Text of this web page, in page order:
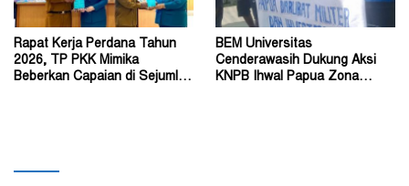
Rapat Kerja Perdana Tahun
2026, TP PKK Mimika
Beberkan Capaian di Sejumlah
BEM Universitas
Cenderawasih Dukung Aksi
KNPB Ihwal Papua Zona